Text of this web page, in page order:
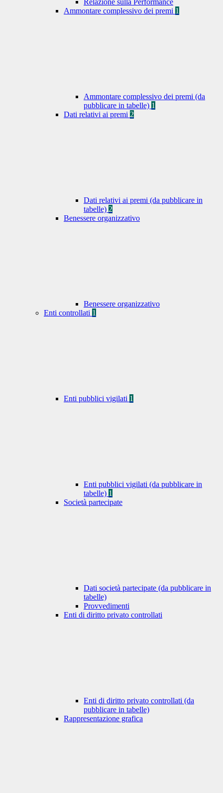
Relazione sulla Performance
Ammontare complessivo dei premi 1
Ammontare complessivo dei premi (da
pubblicare in tabelle) 1
Dati relativi ai premi 2
Dati relativi ai premi (da pubblicare in
tabelle) 2
Benessere organizzativo
Benessere organizzativo
Enti controllati 1
Enti pubblici vigilati 1
Enti pubblici vigilati (da pubblicare in
tabelle) 1
Società partecipate
Dati società partecipate (da pubblicare in
tabelle)
Provvedimenti
Enti di diritto privato controllati
Enti di diritto privato controllati (da
pubblicare in tabelle)
Rappresentazione grafica